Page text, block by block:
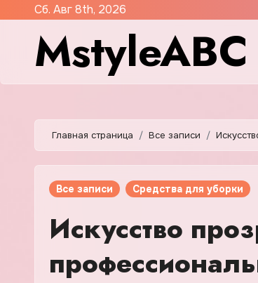
Перейти
содержимому
Сб. Авг 8th, 2026
MstyleABC
Главная страница Все записи
Все записи Средства для уборки
Искусство